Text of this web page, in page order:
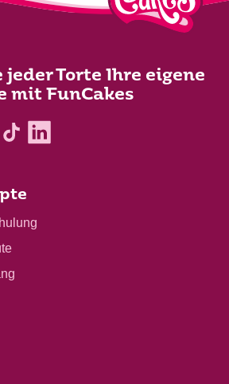
jeder Torte Ihre eigene
mit FunCakes